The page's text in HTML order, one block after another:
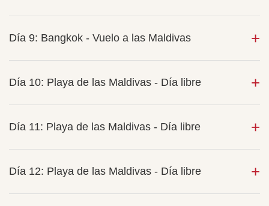
Día 9: Bangkok - Vuelo a las Maldivas
Día 10: Playa de las Maldivas - Día libre
Día 11: Playa de las Maldivas - Día libre
Día 12: Playa de las Maldivas - Día libre